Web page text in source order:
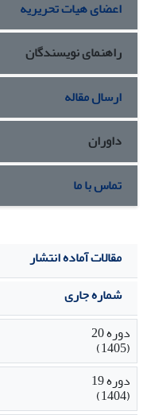
تواند شناخت نسبتاً
الگوی مفهومی ارائه می
اعضای هیات تحریریه
راهنمای نویسندگان
ارسال مقاله
داوران
تماس با ما
مقالات آماده انتشار
شماره جاری
دوره 20
(1405)
دوره 19
(1404)